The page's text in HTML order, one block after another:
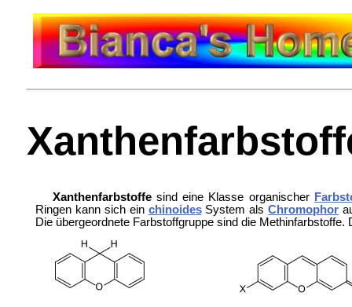
Xanthenfarbstoffesind eine Klasse organischer
Ringen kann sich ein chinoidesSystem alsChromophor
Die übergeordnete Farbstoffgruppe sind die Methinfarbstoffe.